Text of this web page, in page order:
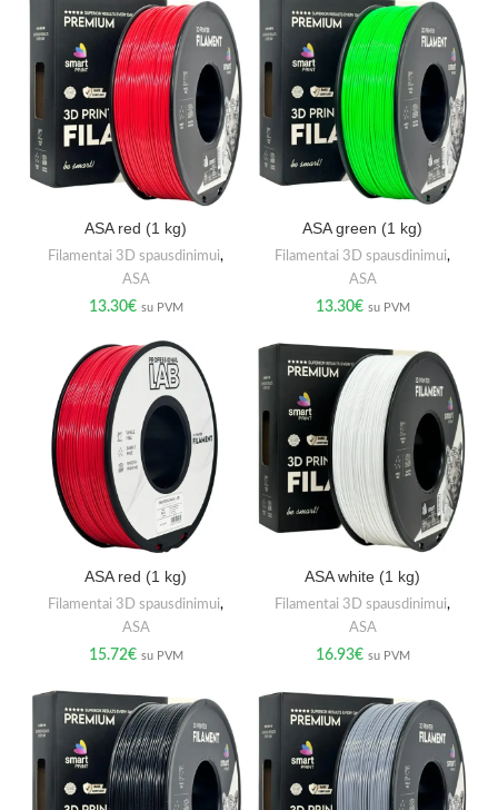
ASA red (1 kg)
Filamentai 3D spausdinimui,
ASA
13.30€ su PVM
ASA green (1 kg)
Filamentai 3D spausdinimui,
ASA
13.30€ su PVM
ASA red (1 kg)
Filamentai 3D spausdinimui,
ASA
15.72€ su PVM
ASA white (1 kg)
Filamentai 3D spausdinimui,
ASA
16.93€ su PVM